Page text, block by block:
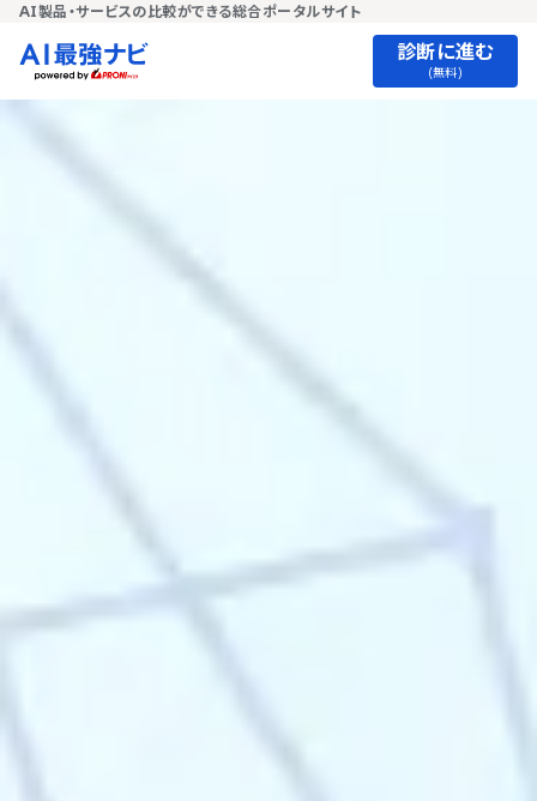
AI製品・サービスの比較ができる総合ポータルサイト
診断に進む
(無料)